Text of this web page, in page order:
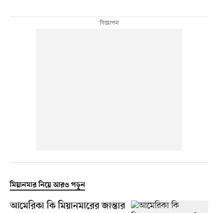
মিয়ানমার নিয়ে আরও পড়ুন
আমেরিকা কি মিয়ানমারের জান্তার